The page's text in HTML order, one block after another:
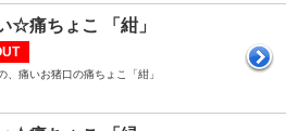
☆痛ちょこ 「紺」
、痛いお猪口の痛ちょこ「紺」